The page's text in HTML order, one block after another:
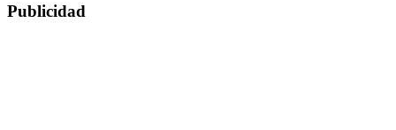
Publicidad